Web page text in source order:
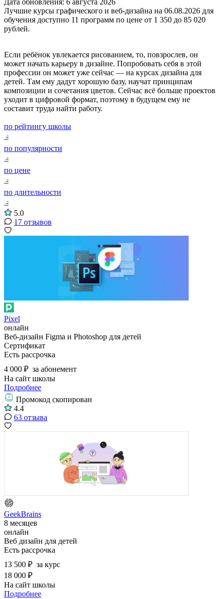
Дата обновления: 6 августа 2026
Лучшие курсы графического и веб-дизайна на 06.08.2026 для
обучения доступно 11 программ по цене от 1 350 до 85 020
рублей.
Если ребёнок увлекается рисованием, то, повзрослев, он
может начать карьеру в дизайне. Попробовать себя в этой
профессии он может уже сейчас — на курсах дизайна для
детей. Там ему дадут хорошую базу, научат принципам
композиции и сочетания цветов. Сейчас всё больше проектов
уходит в цифровой формат, поэтому в будущем ему не
составит труда найти работу.
по рейтингу школы
по популярности
по цене
по длительности
5.0
17 отзывов
Pixel
онлайн
Веб-дизайн Figma и Photoshop для детей
Сертификат
Есть рассрочка
4 000 ₽ за абонемент
На сайт школы
Подробнее
Промокод скопирован
4.4
63 отзыва
GeekBrains
8 месяцев
онлайн
Веб дизайн для детей
Есть рассрочка
13 500 ₽ за курс
18 000 ₽
На сайт школы
Подробнее